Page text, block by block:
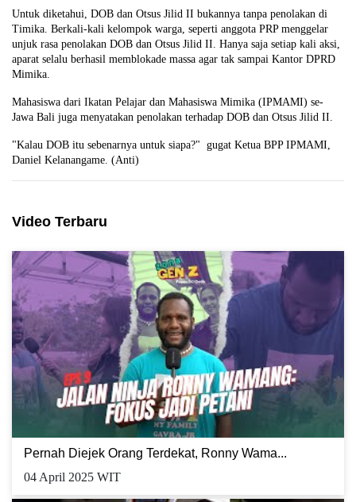
Untuk diketahui, DOB dan Otsus Jilid II bukannya tanpa penolakan di
Timika. Berkali-kali kelompok warga, seperti anggota PRP menggelar
unjuk rasa penolakan DOB dan Otsus Jilid II. Hanya saja setiap kali aksi,
aparat selalu berhasil memblokade massa agar tak sampai Kantor DPRD
Mimika.
Mahasiswa dari Ikatan Pelajar dan Mahasiswa Mimika (IPMAMI) se-
Jawa Bali juga menyatakan penolakan terhadap DOB dan Otsus Jilid II.
"Kalau DOB itu sebenarnya untuk siapa?" gugat Ketua BPP IPMAMI,
Daniel Kelanangame. (Anti)
Video Terbaru
Pernah Diejek Orang Terdekat, Ronny Wama...
04 April 2025 WIT